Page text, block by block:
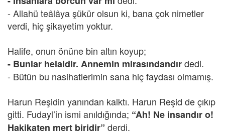
- Allahü teâlâya şükür olsun ki, bana çok nimetler
verdi, hiç şikayetim yoktur.
Halife, onun önüne bin altın koyup;
- Bunlar helaldir. Annemin mirasındandırdedi.
- Bütün bu nasihatlerimin sana hiç faydası olmamış.
Harun Reşidin yanından kalktı. Harun Reşid de çıkıp
gitti. Fudayl’in ismi anıldığında; “Ah! Ne insandır o!
Hakikaten mert biridir” derdi.